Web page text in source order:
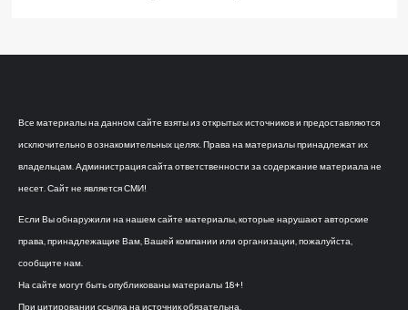
Все материалы на данном сайте взяты из открытых источников и предоставляются
исключительно в ознакомительных целях. Права на материалы принадлежат их
владельцам. Администрация сайта ответственности за содержание материала не
несет. Сайт не является СМИ!
Если Вы обнаружили на нашем сайте материалы, которые нарушают авторские
права, принадлежащие Вам, Вашей компании или организации, пожалуйста,
сообщите нам.
На сайте могут быть опубликованы материалы 18+!
При цитировании ссылка на источник обязательна.